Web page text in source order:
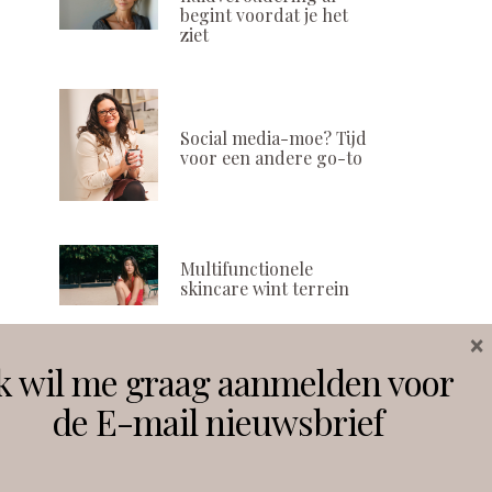
begint voordat je het
ziet
Social media-moe? Tijd
voor een andere go-to
Multifunctionele
skincare wint terrein
Volg ons
wil me graag aanmelden voor
de E-mail nieuwsbrief
×